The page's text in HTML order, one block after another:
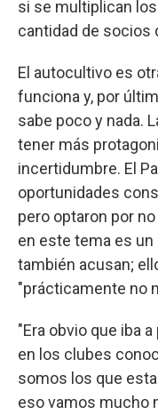
si se multiplican
cantidad de socios
El autocultivo es
funciona y, por
sabe poco y nada.
tener más
incertidumbre. El
oportunidades
pero optaron por
en este tema es
también acusan;
"prácticamente no
"Era obvio que iba
en los clubes
somos los que
eso vamos mucho